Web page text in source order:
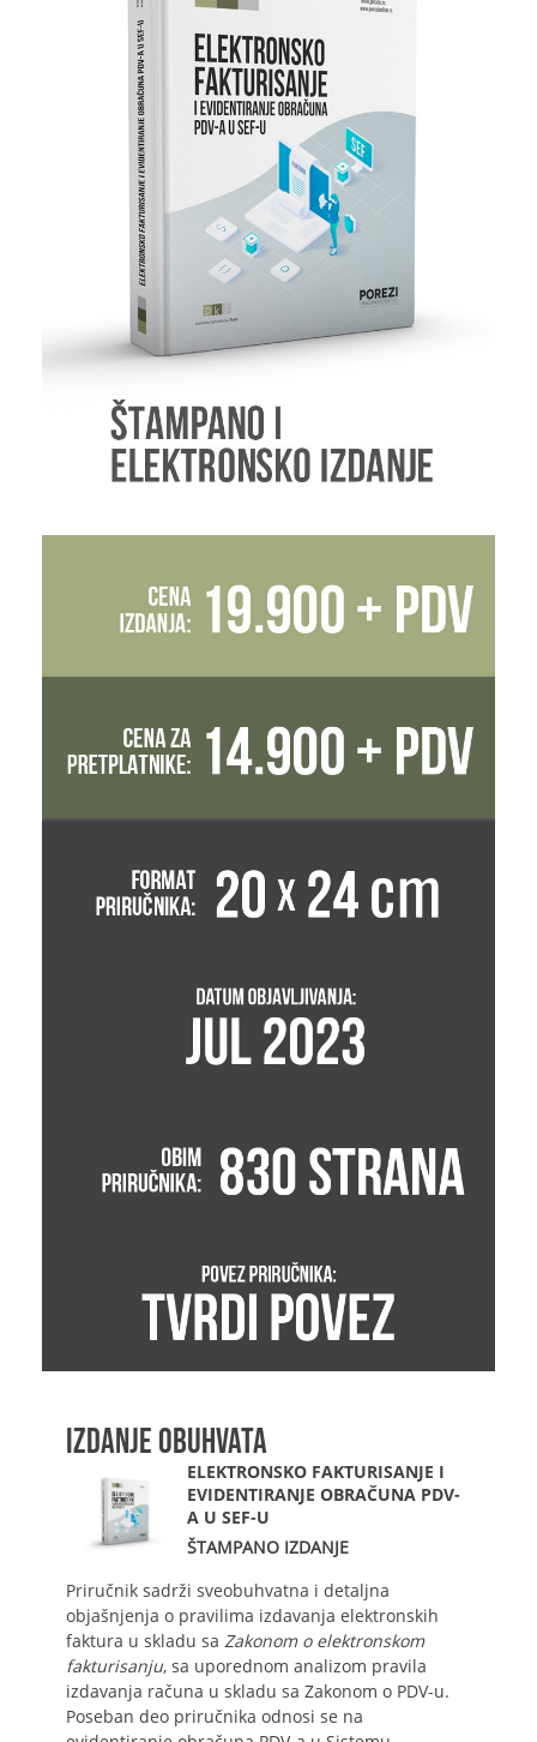
IZDANJE OBUHVATA
ELEKTRONSKO FAKTURISANJE I
EVIDENTIRANJE OBRAČUNA PDV-
A U SEF-U
ŠTAMPANO IZDANJE
Priručnik sadrži sveobuhvatna i detaljna
objašnjenja o pravilima izdavanja elektronskih
faktura u skladu sa Zakonom o elektronskom
fakturisanju, sa uporednom analizom pravila
izdavanja računa u skladu sa Zakonom o PDV-u.
Poseban deo priručnika odnosi se na